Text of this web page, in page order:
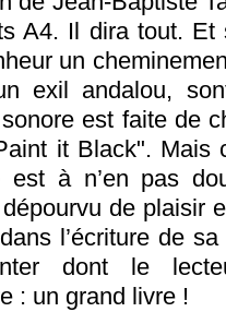
A4. Il dira tout. Et
un
exil andalou,
est faite de
it Black".
est à n’en pas
dépourvu de plaisir
l’écriture de
dont le
: un grand livre !